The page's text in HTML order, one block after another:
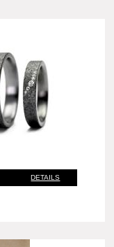
DETAILS